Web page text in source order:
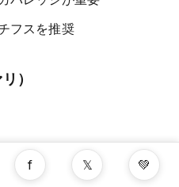
フスを推奨
）
f 𝕏 💚